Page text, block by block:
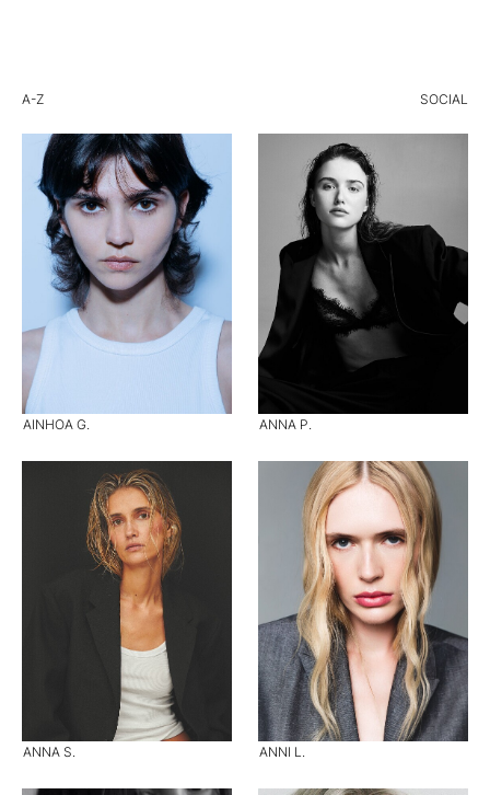
A-Z SOCIAL
AINHOA G. ANNA P.
ANNA S. ANNI L.